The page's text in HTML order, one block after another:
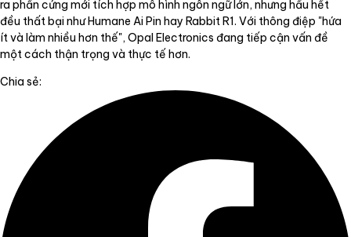
ra phần cứng mới tích hợp mô hình ngôn ngữ lớn, nhưng hầu hết
đều thất bại như Humane Ai Pin hay Rabbit R1. Với thông điệp "hứa
ít và làm nhiều hơn thế", Opal Electronics đang tiếp cận vấn đề
một cách thận trọng và thực tế hơn.
Chia sẻ: